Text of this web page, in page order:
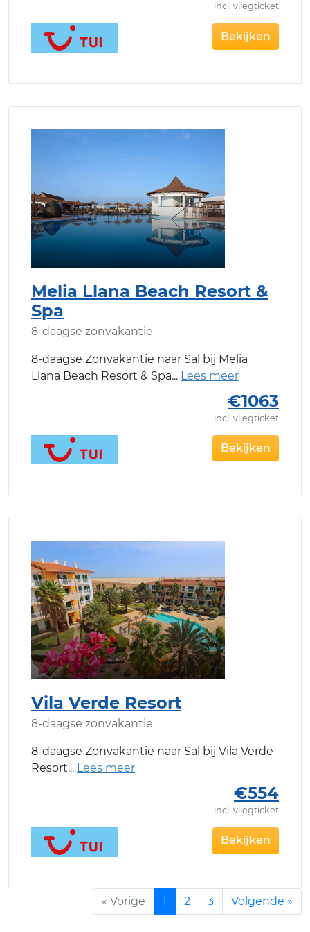
incl. vliegticket
Bekijken
Melia Llana Beach Resort &
Spa
8-daagse zonvakantie
8-daagse Zonvakantie naar Sal bij Melia
Llana Beach Resort & Spa
€1063
incl. vliegticket
Bekijken
Vila Verde Resort
8-daagse zonvakantie
8-daagse Zonvakantie naar Sal bij Vila Verde
Resort
€554
incl. vliegticket
Bekijken
« Vorige 1 2 3 Volgende »